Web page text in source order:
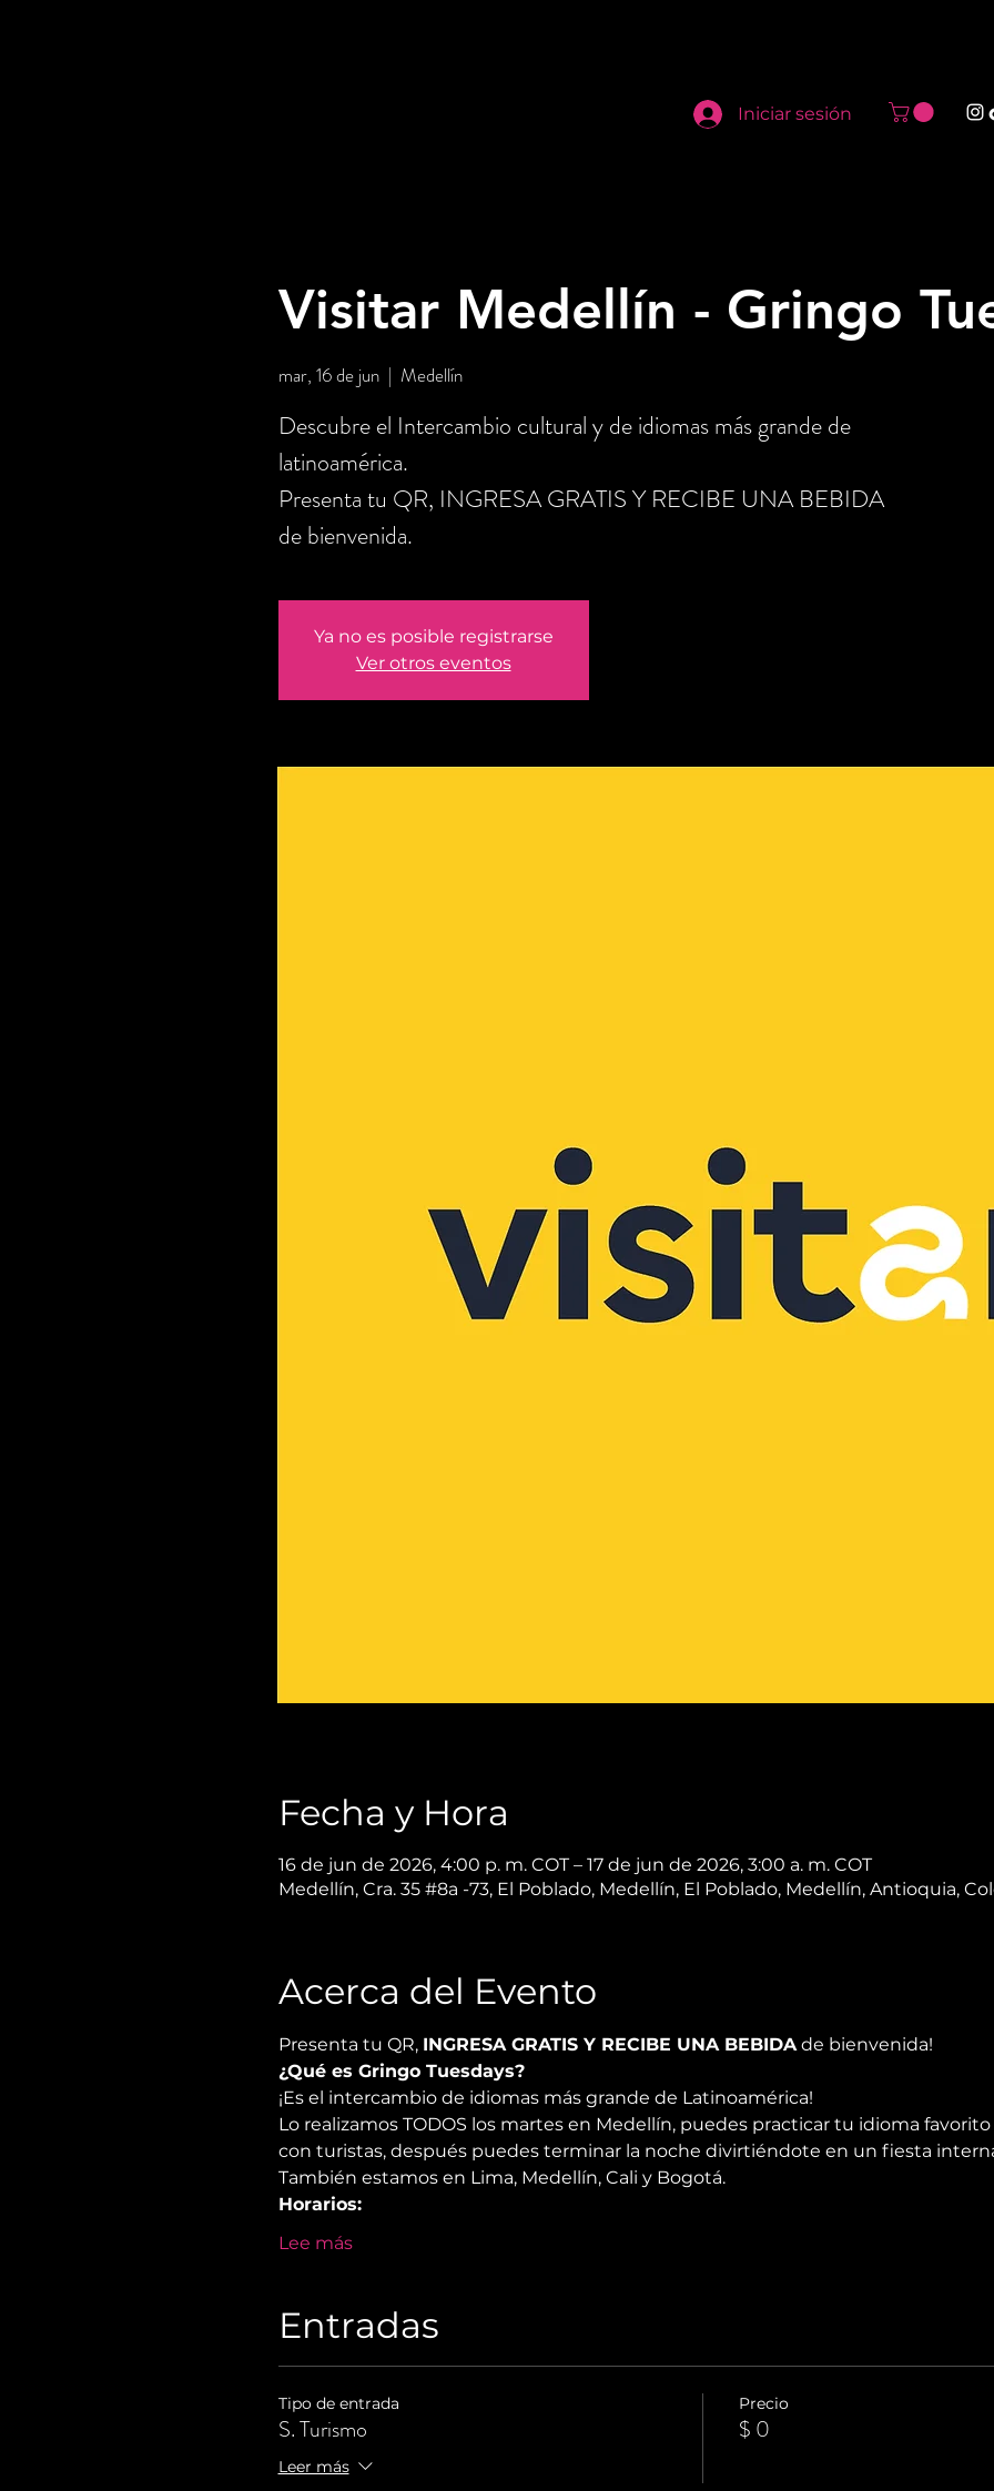
Iniciar sesión
Visitar Medellín - Gringo
mar, 16 de jun
  |
Medellín
Descubre el Intercambio cultural y de idiomas más grande de
latinoamérica.
Presenta tu QR, INGRESA GRATIS Y RECIBE UNA BEBIDA
de bienvenida.
Ya no es posible registrarse
Ver otros eventos
Fecha y Hora
16 de jun de 2026, 4:00 p. m. COT – 17 de jun de 2026, 3:00 a. m. COT
Medellín, Cra. 35 #8a -73, El Poblado, Medellín, El Poblado, Medellín, Antioquia,
Acerca del Evento
Presenta tu QR, INGRESA GRATIS Y RECIBE UNA BEBIDA de bienvenida!
¿Qué es Gringo Tuesdays?
¡Es el intercambio de idiomas más grande de Latinoamérica!
Lo realizamos TODOS los martes en Medellín, puedes practicar tu idioma
con turistas, después puedes terminar la noche divirtiéndote en un fiesta
También estamos en Lima, Medellín, Cali y Bogotá.
Horarios:
Lee más
Entradas
Tipo de entrada
S. Turismo
Leer más
Precio
$ 0